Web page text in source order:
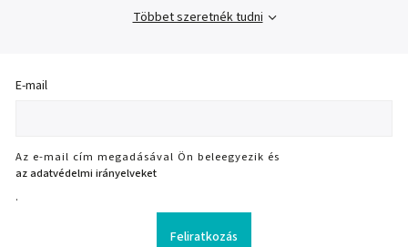
Többet szeretnék tudni
E-mail
Az e-mail cím megadásával Ön beleegyezik és
az adatvédelmi irányelveket
.
Feliratkozás